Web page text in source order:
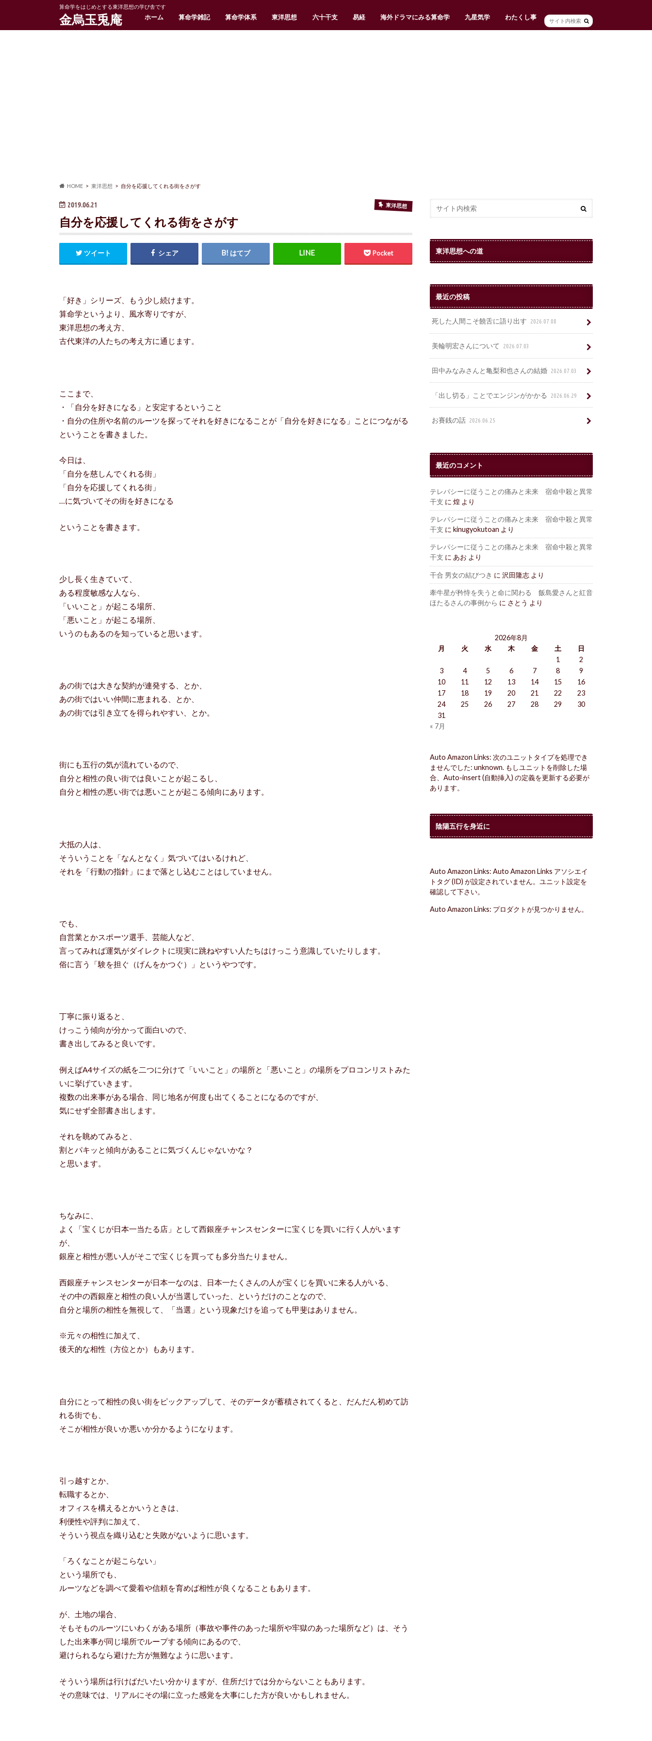
算命学をはじめとする東洋思想の学び舎です
金烏玉兎庵 ホーム 算命学雑記 算命学体系 東洋思想 六十干支 易経 海外ドラマにみる算命学 九星気学 わたくし事
HOME 東洋思想 自分を応援してくれる街をさがす
2019.06.21 東洋思想
自分を応援してくれる街をさがす
ツイート シェア はてブ Pocket
「好き」シリーズ、もう少し続けます。
算命学というより、風水寄りですが、
東洋思想の考え方、
古代東洋の人たちの考え方に通じます。
ここまで、
・「自分を好きになる」と安定するということ
・自分の住所や名前のルーツを探ってそれを好きになることが「自分を好きになる」ことにつながる
ということを書きました。
今日は、
「自分を慈しんでくれる街」
「自分を応援してくれる街」
…に気づいてその街を好きになる
ということを書きます。
少し長く生きていて、
ある程度敏感な人なら、
「いいこと」が起こる場所、
「悪いこと」が起こる場所、
いうのもあるのを知っていると思います。
あの街では大きな契約が連発する、とか、
あの街ではいい仲間に恵まれる、とか、
あの街では引き立てを得られやすい、とか。
街にも五行の気が流れているので、
自分と相性の良い街では良いことが起こるし、
自分と相性の悪い街では悪いことが起こる傾向にあります。
大抵の人は、
そういうことを「なんとなく」気づいてはいるけれど、
それを「行動の指針」にまで落とし込むことはしていません。
でも、
自営業とかスポーツ選手、芸能人など、
言ってみれば運気がダイレクトに現実に跳ねやすい人たちはけっこう意識していたりします。
俗に言う「験を担ぐ（げんをかつぐ）」というやつです。
丁寧に振り返ると、
けっこう傾向が分かって面白いので、
書き出してみると良いです。
例えばA4サイズの紙を二つに分けて「いいこと」の場所と「悪いこと」の場所をプロコンリストみた
いに挙げていきます。
複数の出来事がある場合、同じ地名が何度も出てくることになるのですが、
気にせず全部書き出します。
それを眺めてみると、
割とパキッと傾向があることに気づくんじゃないかな？
と思います。
ちなみに、
よく「宝くじが日本一当たる店」として西銀座チャンスセンターに宝くじを買いに行く人がいます
が、
銀座と相性が悪い人がそこで宝くじを買っても多分当たりません。
西銀座チャンスセンターが日本一なのは、日本一たくさんの人が宝くじを買いに来る人がいる、
その中の西銀座と相性の良い人が当選していった、というだけのことなので、
自分と場所の相性を無視して、「当選」という現象だけを追っても甲斐はありません。
※元々の相性に加えて、
後天的な相性（方位とか）もあります。
自分にとって相性の良い街をピックアップして、そのデータが蓄積されてくると、だんだん初めて訪
れる街でも、
そこが相性が良いか悪いか分かるようになります。
引っ越すとか、
転職するとか、
オフィスを構えるとかいうときは、
利便性や評判に加えて、
そういう視点を織り込むと失敗がないように思います。
「ろくなことが起こらない」
という場所でも、
ルーツなどを調べて愛着や信頼を育めば相性が良くなることもあります。
が、土地の場合、
そもそものルーツにいわくがある場所（事故や事件のあった場所や牢獄のあった場所など）は、そう
した出来事が同じ場所でループする傾向にあるので、
避けられるなら避けた方が無難なように思います。
そういう場所は行けばだいたい分かりますが、住所だけでは分からないこともあります。
その意味では、リアルにその場に立った感覚を大事にした方が良いかもしれません。
東洋思想への道
最近の投稿
死した人間こそ饒舌に語り出す 2026.07.08
美輪明宏さんについて 2026.07.03
田中みなみさんと亀梨和也さんの結婚 2026.07.03
「出し切る」ことでエンジンがかかる 2026.06.29
お賽銭の話 2026.06.25
最近のコメント
テレパシーに従うことの痛みと未来 宿命中殺と異常
干支 に 煌 より
テレパシーに従うことの痛みと未来 宿命中殺と異常
干支 に kinugyokutoan より
テレパシーに従うことの痛みと未来 宿命中殺と異常
干支 に あお より
干合 男女の結びつき に 沢田隆志 より
牽牛星が矜恃を失うと命に関わる 飯島愛さんと紅音
ほたるさんの事例から に さとう より
2026年8月
月
火 水 木 金 土
日
1
2
3
4 5 6 7 8
9
10
11 12 13 14 15
16
17
18 19 20 21 22
23
24
25 26 27 28 29
30
31
« 7月
Auto Amazon Links: 次のユニットタイプを処理でき
ませんでした: unknown. もしユニットを削除した場
合、Auto-insert (自動挿入) の定義を更新する必要が
あります。
陰陽五行を身近に
Auto Amazon Links: Auto Amazon Links アソシエイ
トタグ (ID) が設定されていません。ユニット設定を
確認して下さい。
Auto Amazon Links: プロダクトが見つかりません。